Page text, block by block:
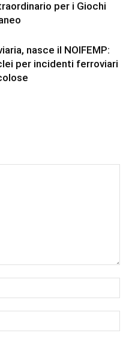
per i Giochi
nasce il NOIFEMP:
per incidenti ferroviari